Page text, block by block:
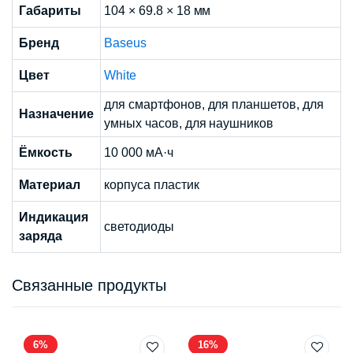
Габариты 104 × 69.8 × 18 мм
Бренд Baseus
Цвет White
Назначение
для смартфонов, для планшетов, для
умных часов, для наушников
Ёмкость 10 000 мА·ч
Материал корпуса пластик
Индикация
заряда
светодиоды
Связанные продукты
6% 16%